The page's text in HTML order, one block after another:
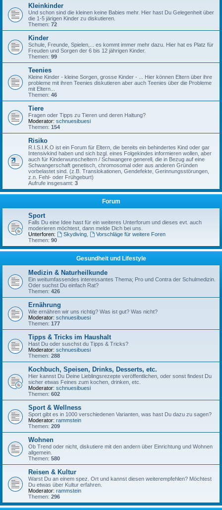
Kleinkinder
Und schon sind die kleinen keine Babies mehr. Hier hast Du Gelegenheit über
die 1-5 järigen Kinder zu diskutieren.
Themen: 72
Kinder
Schule, Freunde, Spielen,... es kommt immer mehr dazu. Hier hat es Platz für
Freuden und Sorgen der 6 bis 12 jährigen Kinder.
Themen: 99
Teenies
Kleine Kinder - kleine Sorgen, grosse Kinder - ... Hier können Eltern über ihre
probleme mit ihren Teenies diskutieren aber auch Teenies über die Probleme
mit Eltern...
Themen: 46
Tiere
Fragen oder Tipps zu Tieren und deren Haltung?
Moderator: schnuesibuesi
Themen: 154
Risiko
R.I.S.I.K.O ist ein Forum für Eltern, die bereits ein behindertes Kind oder gar
Intensivkind haben und sich bzgl. eines Folgekindes informieren wollen, aber
auch für Kinderwunscheltern / Schwangere generell, die in Bezug auf eine
Schwangerschaft genetisch, chromosomal oder aus anderen Gründen
vorbelastet sind. (z.B. Translokationen, Gendefekte, Gerinnungsstörungen,
z.n. Fehl- oder Frühgeburt)
Aufrufe insgesamt: 3
Forum
Sport
Falls Du eine Idee hast für ein weiteres Unterforum und dieses evt. auch
moderieren möchtest, dann melde Dich bei uns.
Unterforen:
Skydiving,
Vorschläge für weitere Foren
Themen: 90
Gesundheit und Lifestyle
Medizin & Naturheilkunde
Ein weitumfassendes interessantes Thema; Pro und Contra der Schulmedizin.
Oder suchst Du einfach Rat?
Themen: 426
Ernährung
Wie ernähren wir uns richtig? Was ist gut? Was nicht?
Moderator: schnuesibuesi
Themen: 177
Tipps & Tricks im Haushalt
Hast Du oder suschst du Tipps & Tricks?
Moderator: schnuesibuesi
Themen: 288
Kochbuch, Speisen, Drinks, Desserts, etc.
Hier kannst Du Deine Lieblingsrezepte veröffentlichen, oder sonst findest Du
sicher etwas Feines zum kochen, drinken, etc.
Moderator: schnuesibuesi
Themen: 602
Sport & Wellness
Sport gibt es in 1000 verschiedenen Varianten, was hast Du dazu zu sagen?
Moderator: rammstein
Themen: 209
Wohnen
Ob Trend oder nicht, diskutiere mit den andern über Einrichtung und Wohnen
allgemein.
Themen: 580
Reisen & Kultur
Warst Du an einem spez. Ort und kannst diesen weiterempfehlen? Möchtest
Du etwas über Kultur erfahren.
Moderator: rammstein
Themen: 296